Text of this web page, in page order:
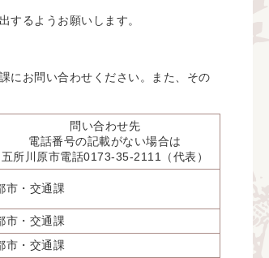
するようお願いします。
にお問い合わせください。また、その
問い合わせ先
電話番号の記載がない場合は
五所川原市電話0173-35-2111（代表）
市・交通課
市・交通課
市・交通課